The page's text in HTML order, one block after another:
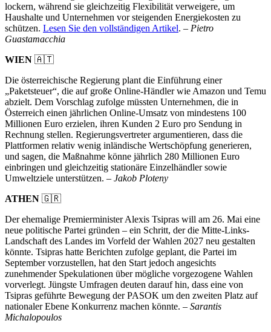
lockern, während sie gleichzeitig Flexibilität verweigere, um
Haushalte und Unternehmen vor steigenden Energiekosten zu
schützen. Lesen Sie den vollständigen Artikel. – Pietro
Guastamacchia
WIEN 🇦🇹
Die österreichische Regierung plant die Einführung einer
„Paketsteuer“, die auf große Online-Händler wie Amazon und Temu
abzielt. Dem Vorschlag zufolge müssten Unternehmen, die in
Österreich einen jährlichen Online-Umsatz von mindestens 100
Millionen Euro erzielen, ihren Kunden 2 Euro pro Sendung in
Rechnung stellen. Regierungsvertreter argumentieren, dass die
Plattformen relativ wenig inländische Wertschöpfung generieren,
und sagen, die Maßnahme könne jährlich 280 Millionen Euro
einbringen und gleichzeitig stationäre Einzelhändler sowie
Umweltziele unterstützen. – Jakob Ploteny
ATHEN 🇬🇷
Der ehemalige Premierminister Alexis Tsipras will am 26. Mai eine
neue politische Partei gründen – ein Schritt, der die Mitte-Links-
Landschaft des Landes im Vorfeld der Wahlen 2027 neu gestalten
könnte. Tsipras hatte Berichten zufolge geplant, die Partei im
September vorzustellen, hat den Start jedoch angesichts
zunehmender Spekulationen über mögliche vorgezogene Wahlen
vorverlegt. Jüngste Umfragen deuten darauf hin, dass eine von
Tsipras geführte Bewegung der PASOK um den zweiten Platz auf
nationaler Ebene Konkurrenz machen könnte. – Sarantis
Michalopoulos